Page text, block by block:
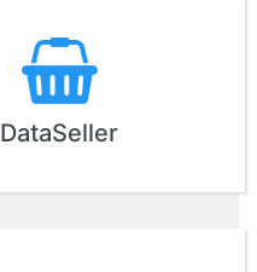
DataSeller